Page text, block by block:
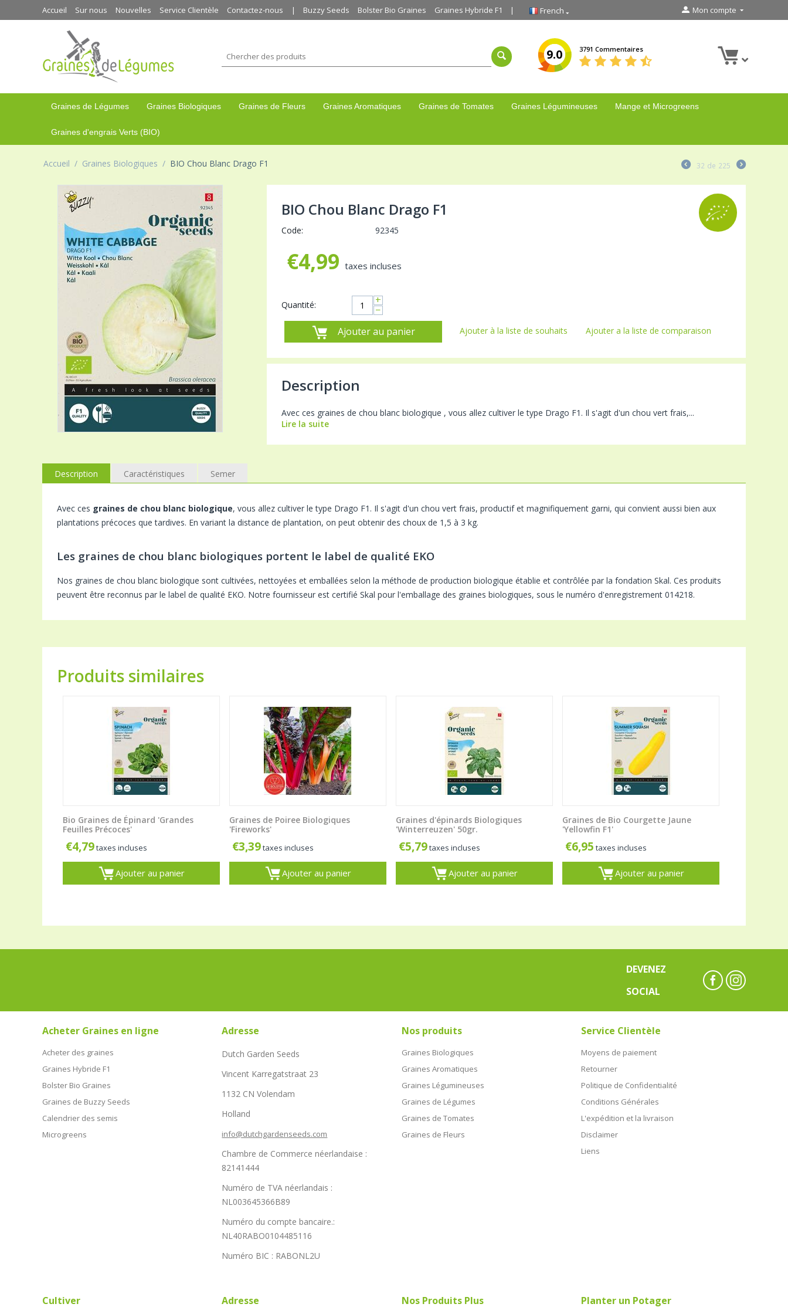
Accueil Sur nous Nouvelles Service Clientèle Contactez-nous Buzzy Seeds Bolster Bio Graines Graines Hybride F1 French Mon compte
9.0 3791 Commentaires
Graines de Légumes Graines Biologiques Graines de Fleurs Graines Aromatiques Graines de Tomates Graines Légumineuses Mange et Microgreens
Graines d'engrais Verts (BIO)
Accueil / Graines Biologiques / BIO Chou Blanc Drago F1 32 de 225
BIO Chou Blanc Drago F1
Code: 92345
€4,99 taxes incluses
Quantité: +
−
Ajouter au panier
Ajouter à la liste de souhaits Ajouter a la liste de comparaison
Description
Avec ces graines de chou blanc biologique , vous allez cultiver le type Drago F1. Il s'agit d'un chou vert frais,...
Lire la suite
Description Caractéristiques Semer
Avec ces graines de chou blanc biologique, vous allez cultiver le type Drago F1. Il s'agit d'un chou vert frais, productif et magnifiquement garni, qui convient aussi bien aux
plantations précoces que tardives. En variant la distance de plantation, on peut obtenir des choux de 1,5 à 3 kg.
Les graines de chou blanc biologiques portent le label de qualité EKO
Nos graines de chou blanc biologique sont cultivées, nettoyées et emballées selon la méthode de production biologique établie et contrôlée par la fondation Skal. Ces produits
peuvent être reconnus par le label de qualité EKO. Notre fournisseur est certifié Skal pour l'emballage des graines biologiques, sous le numéro d'enregistrement 014218.
Produits similaires
Bio Graines de Épinard 'Grandes
Feuilles Précoces'
€4,79taxes incluses
Ajouter au panier
Graines de Poiree Biologiques
'Fireworks'
€3,39taxes incluses
Ajouter au panier
Graines d'épinards Biologiques
'Winterreuzen' 50gr.
€5,79taxes incluses
Ajouter au panier
Graines de Bio Courgette Jaune
'Yellowfin F1'
€6,95 taxes incluses
Ajouter au panier
DEVENEZ
SOCIAL
Acheter Graines en ligne
Acheter des graines
Graines Hybride F1
Bolster Bio Graines
Graines de Buzzy Seeds
Calendrier des semis
Microgreens
Adresse
Dutch Garden Seeds
Vincent Karregatstraat 23
1132 CN Volendam
Holland
info@dutchgardenseeds.com
Chambre de Commerce néerlandaise :
82141444
Numéro de TVA néerlandais :
NL003645366B89
Numéro du compte bancaire.:
NL40RABO0104485116
Numéro BIC : RABONL2U
Nos produits
Graines Biologiques
Graines Aromatiques
Graines Légumineuses
Graines de Légumes
Graines de Tomates
Graines de Fleurs
Service Clientèle
Moyens de paiement
Retourner
Politique de Confidentialité
Conditions Générales
L'expédition et la livraison
Disclaimer
Liens
Cultiver Adresse Nos Produits Plus Planter un Potager